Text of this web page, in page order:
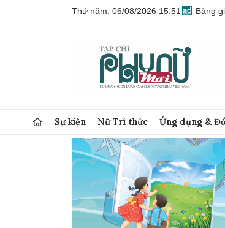
Thứ năm, 06/08/2026 15:51 Bảng
Sự kiện Nữ Trí thức Ứng dụng &